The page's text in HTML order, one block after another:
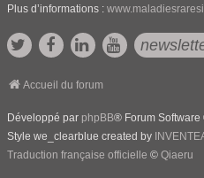
Plus d’informations :
Accueil du forum
Développé par phpBB® Forum Software
Style we_clearblue created by
Traduction française officielle © Qiaeru